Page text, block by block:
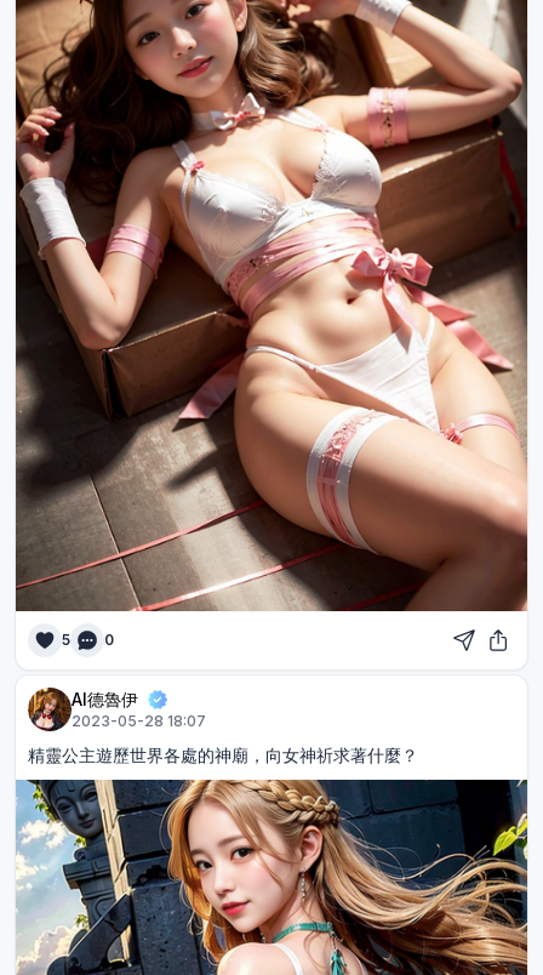
5 0
AI德魯伊
2023-05-28 18:07
精靈公主遊歷世界各處的神廟，向女神祈求著什麼？